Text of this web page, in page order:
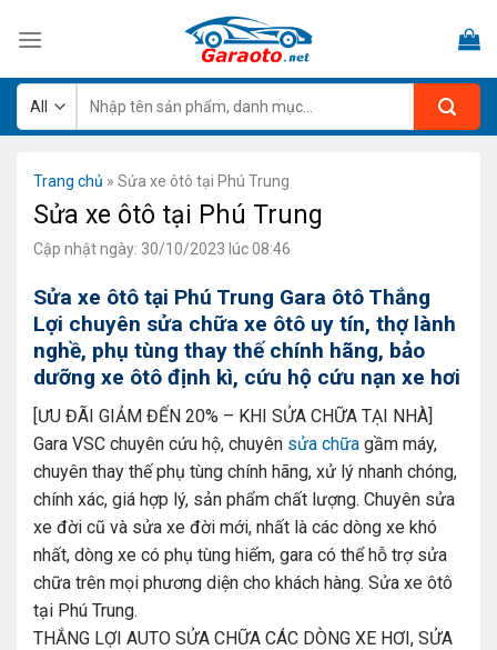
kiếm:
Trang chủ » Sửa xe ôtô tại Phú Trung
Sửa xe ôtô tại Phú Trung
Cập nhật ngày: 30/10/2023 lúc 08:46
Sửa xe ôtô tại Phú Trung Gara ôtô Thắng
Lợi chuyên sửa chữa xe ôtô uy tín, thợ lành
nghề, phụ tùng thay thế chính hãng, bảo
dưỡng xe ôtô định kì, cứu hộ cứu nạn xe hơi
[ƯU ĐÃI GIẢM ĐẾN 20% – KHI SỬA CHỮA TẠI NHÀ]
Gara VSC chuyên cứu hộ, chuyên sửa chữa gầm máy,
chuyên thay thế phụ tùng chính hãng, xử lý nhanh chóng,
chính xác, giá hợp lý, sản phẩm chất lượng. Chuyên sửa
xe đời cũ và sửa xe đời mới, nhất là các dòng xe khó
nhất, dòng xe có phụ tùng hiếm, gara có thể hỗ trợ sửa
chữa trên mọi phương diện cho khách hàng. Sửa xe ôtô
tại Phú Trung.
THẮNG LỢI AUTO SỬA CHỮA CÁC DÒNG XE HƠI, SỬA